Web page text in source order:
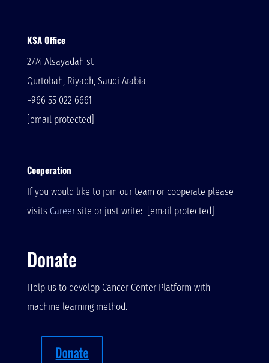
KSA Office
2774 Alsayadah st
Qurtobah, Riyadh, Saudi Arabia
+966 55 022 6661
[email protected]
Cooperation
If you would like to join our team or cooperate please
visits Careersite or just write: [email protected]
Donate
Help us to develop Cancer Center Platform with
machine learning method.